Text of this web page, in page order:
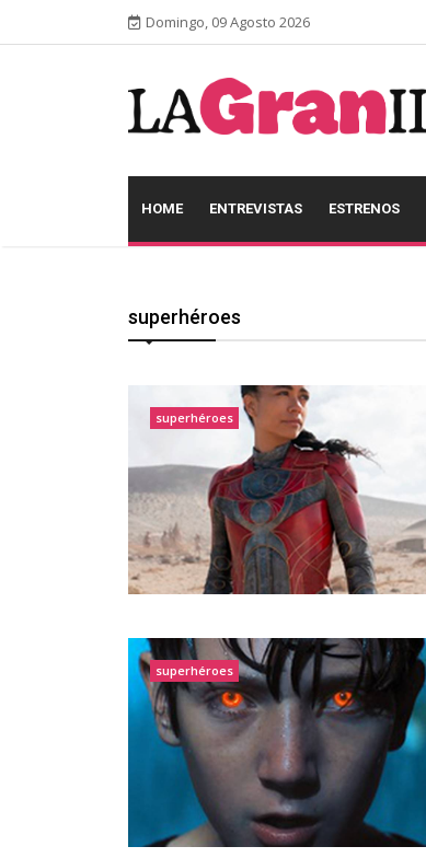
Domingo, 09 Agosto 2026
HOME ENTREVISTAS ESTRENOS
superhéroes
superhéroes
superhéroes